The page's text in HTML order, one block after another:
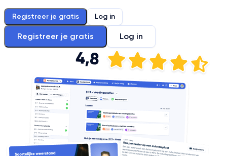
Registreer je gratis Log in
Registreer je gratis Log in